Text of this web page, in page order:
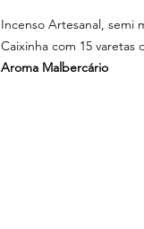
Incenso Artesanal, semi
Caixinha com 15
Aroma Malbercário